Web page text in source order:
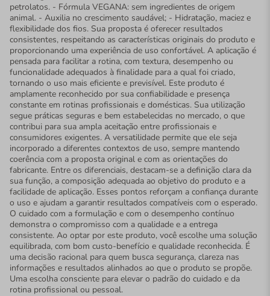
petrolatos. - Fórmula VEGANA: sem ingredientes de origem
animal. - Auxilia no crescimento saudável; - Hidratação, maciez e
flexibilidade dos fios. Sua proposta é oferecer resultados
consistentes, respeitando as características originais do produto e
proporcionando uma experiência de uso confortável. A aplicação é
pensada para facilitar a rotina, com textura, desempenho ou
funcionalidade adequados à finalidade para a qual foi criado,
tornando o uso mais eficiente e previsível. Este produto é
amplamente reconhecido por sua confiabilidade e presença
constante em rotinas profissionais e domésticas. Sua utilização
segue práticas seguras e bem estabelecidas no mercado, o que
contribui para sua ampla aceitação entre profissionais e
consumidores exigentes. A versatilidade permite que ele seja
incorporado a diferentes contextos de uso, sempre mantendo
coerência com a proposta original e com as orientações do
fabricante. Entre os diferenciais, destacam-se a definição clara da
sua função, a composição adequada ao objetivo do produto e a
facilidade de aplicação. Esses pontos reforçam a confiança durante
o uso e ajudam a garantir resultados compatíveis com o esperado.
O cuidado com a formulação e com o desempenho contínuo
demonstra o compromisso com a qualidade e a entrega
consistente. Ao optar por este produto, você escolhe uma solução
equilibrada, com bom custo-benefício e qualidade reconhecida. É
uma decisão racional para quem busca segurança, clareza nas
informações e resultados alinhados ao que o produto se propõe.
Uma escolha consciente para elevar o padrão do cuidado e da
rotina profissional ou pessoal.